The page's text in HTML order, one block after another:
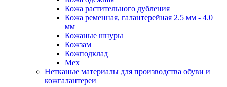
Кожа растительного дубления
Кожа ременная, галантерейная 2.5 мм - 4.0
мм
Кожаные шнуры
Кожзам
Кожподклад
Мех
Нетканые материалы для производства обуви и
кожгалантереи